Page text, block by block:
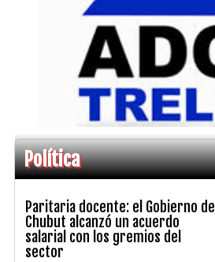
Política
Paritaria docente: el Gobierno del
Chubut alcanzó un acuerdo
salarial con los gremios del
sector